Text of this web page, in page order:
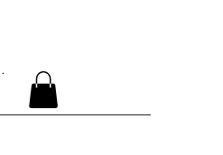
sesión